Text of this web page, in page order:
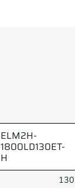
ELM2H-
1800LD130ET-
H
130